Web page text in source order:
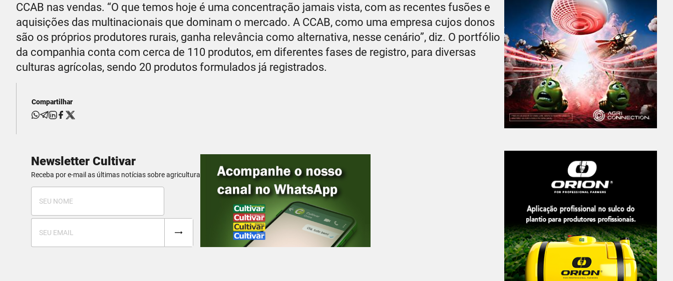
CCAB nas vendas. “O que temos hoje é uma concentração jamais vista, com as recentes fusões e
aquisições das multinacionais que dominam o mercado. A CCAB, como uma empresa cujos donos
são os próprios produtores rurais, ganha relevância como alternativa, nesse cenário”, diz. O portfólio
da companhia conta com cerca de 110 produtos, em diferentes fases de registro, para diversas
culturas agrícolas, sendo 20 produtos formulados já registrados.
Compartilhar
Newsletter Cultivar
Receba por e-mail as últimas notícias sobre agricultura